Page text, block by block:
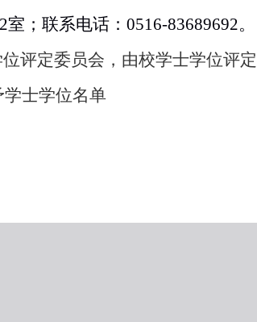
室；联系电话： 0516-83689692。
评定委员会，由校学士学位评定
学士学位名单